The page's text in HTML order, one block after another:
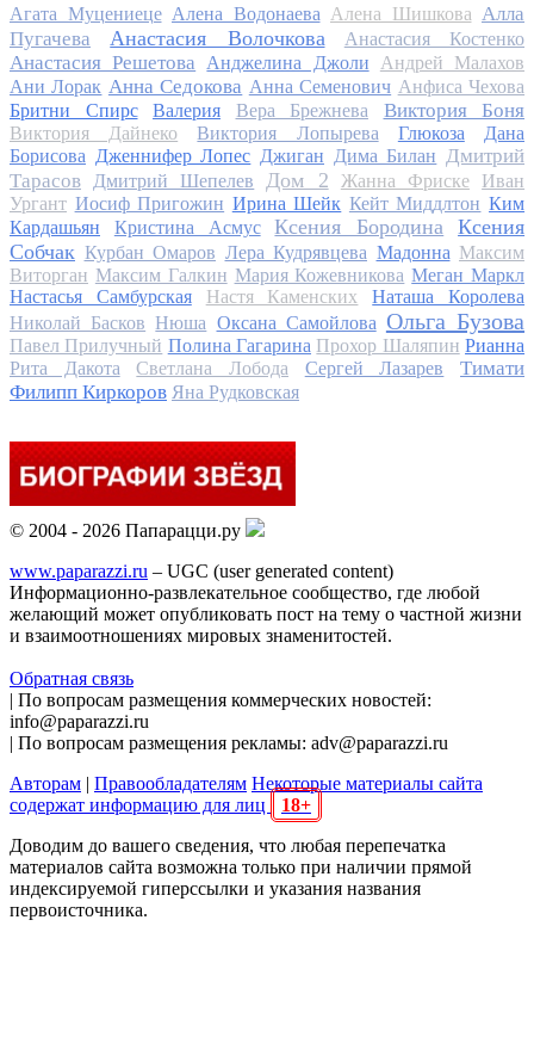
Агата Муцениеце Алена Водонаева Алена Шишкова Алла
Пугачева
Анастасия Волочкова Анастасия Костенко
Анастасия Решетова Анджелина Джоли
Андрей Малахов
Ани Лорак Анна Седокова Анна Семенович Анфиса Чехова
Бритни Спирс
Валерия Вера Брежнева Виктория Боня
Виктория Дайнеко Виктория Лопырева Глюкоза
Дана
Борисова Дженнифер Лопес Джиган Дима Билан Дмитрий
Тарасов
Дмитрий Шепелев Дом 2 Жанна Фриске
Иван
Ургант Иосиф Пригожин Ирина Шейк Кейт Миддлтон Ким
Кардашьян
Кристина Асмус Ксения Бородина
Ксения
Собчак Курбан Омаров Лера Кудрявцева Мадонна Максим
Виторган Максим Галкин Мария Кожевникова Меган Маркл
Настасья Самбурская
Настя Каменских
Наташа Королева
Николай Басков Нюша Оксана Самойлова Ольга Бузова
Павел Прилучный Полина Гагарина Прохор Шаляпин Рианна
Рита Дакота
Светлана Лобода Сергей Лазарев
Тимати
Филипп Киркоров Яна Рудковская
© 2004 - 2026 Папарацци.ру
www.paparazzi.ru – UGC (user generated content)
Информационно-развлекательное сообщество, где любой
желающий может опубликовать пост на тему о частной жизни
и взаимоотношениях мировых знаменитостей.
Обратная связь
| По вопросам размещения коммерческих новостей:
info@paparazzi.ru
| По вопросам размещения рекламы: adv@paparazzi.ru
Авторам | Правообладателям Некоторые материалы сайта
содержат информацию для лиц
18+
Доводим до вашего сведения, что любая перепечатка
материалов сайта возможна только при наличии прямой
индексируемой гиперссылки и указания названия
первоисточника.